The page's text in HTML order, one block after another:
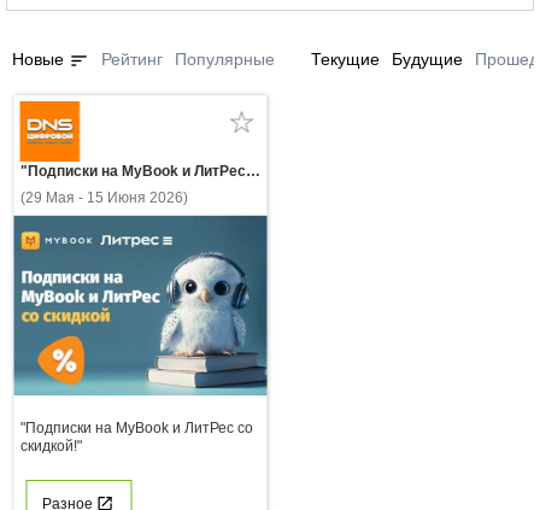
Новые sort Рейтинг Популярные Текущие Будущие
"Подписки на MyBook и ЛитРес со скидкой!"
(29 Мая - 15 Июня 2026)
"Подписки на MyBook и ЛитРес со
скидкой!"
Разное